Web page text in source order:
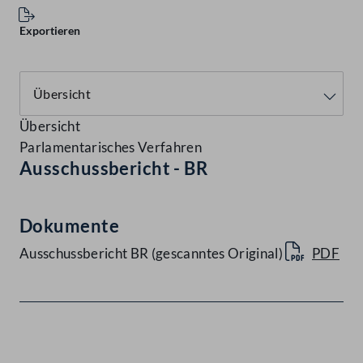
Exportieren
Übersicht
Parlamentarisches Verfahren
Ausschussbericht - BR
Dokumente
Ausschussbericht BR (gescanntes Original) PDF